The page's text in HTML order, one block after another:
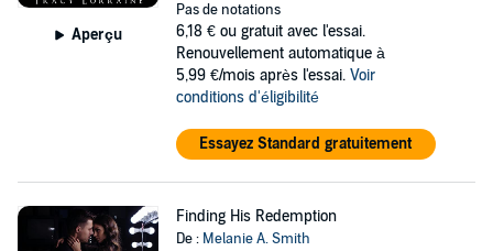
Aperçu
Pas de notations
6,18 € ou gratuit avec l'essai.
Renouvellement automatique à
5,99 €/mois après l'essai. Voir
conditions d'éligibilité
Essayez Standard gratuitement
Finding His Redemption
De : Melanie A. Smith